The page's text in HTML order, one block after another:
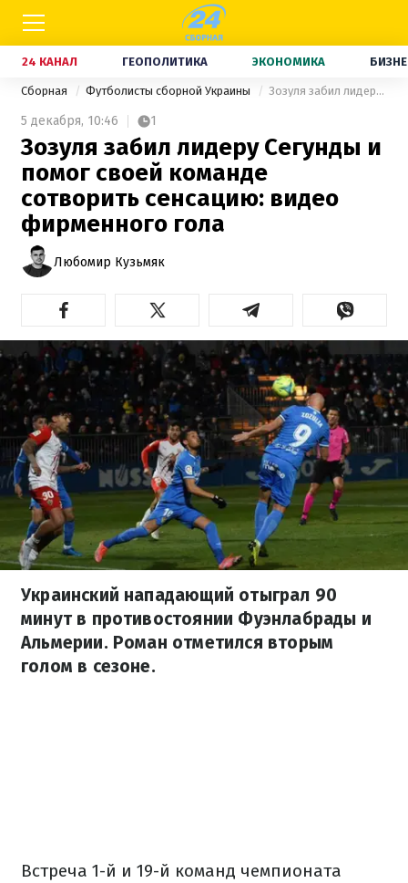
24 КАНАЛ ГЕОПОЛИТИКА ЭКОНОМИКА
Сборная Футболисты сборной Украины Зозуля забил лидеру Сегунды и помог своей команде сотворить сенсацию: видео фирменного гола
5 декабря, 10:46 1
Зозуля забил лидеру Сегунды и
помог своей команде
сотворить сенсацию: видео
фирменного гола
Любомир Кузьмяк
Украинский нападающий отыграл 90
минут в противостоянии Фуэнлабрады и
Альмерии. Роман отметился вторым
голом в сезоне.
Встреча 1-й и 19-й команд чемпионата